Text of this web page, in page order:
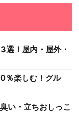
選！屋内・屋外・
％楽しむ！グル
い・立ちおしっこ